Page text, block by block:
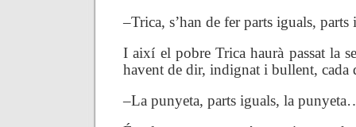
–Trica, s’han de fer parts iguals,
I així el pobre Trica haurà passat la
havent de dir, indignat i bullent, cada
–La punyeta, parts iguals, la